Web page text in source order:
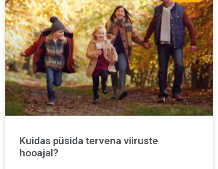
Kuidas püsida tervena viiruste
hooajal?